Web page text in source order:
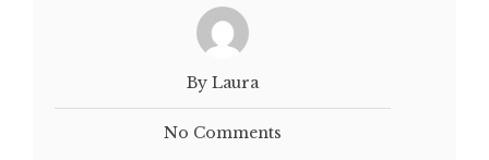
By Laura
No Comments